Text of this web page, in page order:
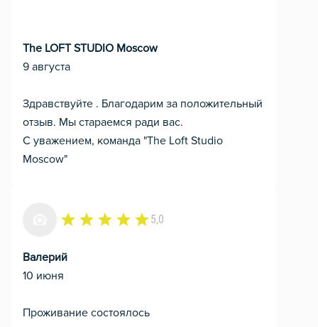
The LOFT STUDIO Moscow
9 августа
Здравствуйте . Благодарим за положительный
отзыв. Мы стараемся ради вас.
С уважением, команда "The Loft Studio
Moscow"
5,0
Валерий
10 июня
Проживание состоялось